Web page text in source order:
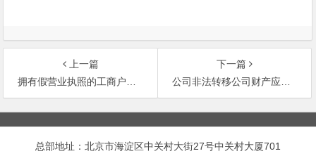
上一篇
拥有假营业执照的工商户应负的法律责任是什么
下一篇
公司非法转移公司财产应承担什么法律责任
文
章
总部地址：北京市海淀区中关村大街27号中关村大厦701